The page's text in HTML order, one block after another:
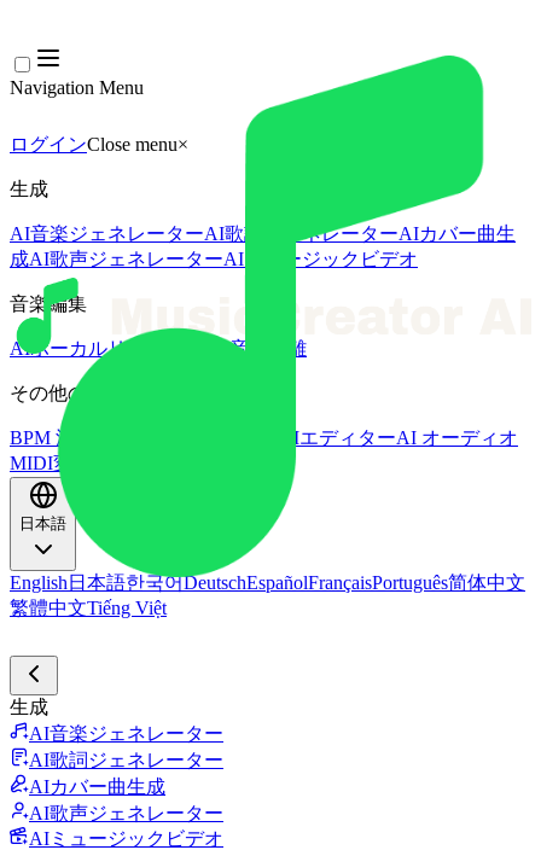
Navigation Menu
ログインClose menu×
生成
AI音楽ジェネレーターAI歌詞ジェネレーターAIカバー曲生
成AI歌声ジェネレーターAIミュージックビデオ
音楽編集
AIボーカルリムーバー AI 音源分離
その他の音楽ツール
BPM 測定 AI MIDIエディターAI オーディオ
MIDI変換
日本語
English 日本語한국어DeutschEspañolFrançaisPortuguês简体中文
繁體中文Tiếng Việt
生成
AI音楽ジェネレーター
AI歌詞ジェネレーター
AIカバー曲生成
AI歌声ジェネレーター
AIミュージックビデオ